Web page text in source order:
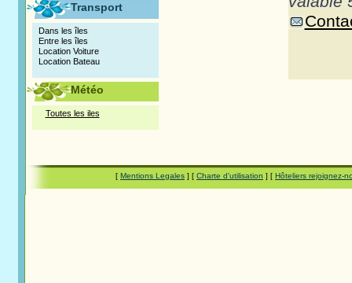
Transport
Dans les îles
Entre les îles
Location Voiture
Location Bateau
Météo
Toutes les iles
[ Mentions Legales ] [ Charte d'utilisation ] [ Hôteliers rejoignez-